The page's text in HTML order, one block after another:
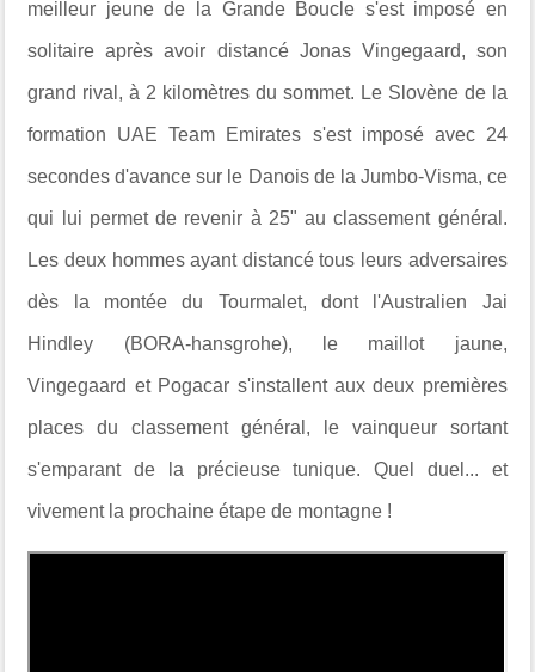
meilleur jeune de la Grande Boucle s'est imposé en
solitaire après avoir distancé Jonas Vingegaard, son
grand rival, à 2 kilomètres du sommet. Le Slovène de la
formation UAE Team Emirates s'est imposé avec 24
secondes d'avance sur le Danois de la Jumbo-Visma, ce
qui lui permet de revenir à 25" au classement général.
Les deux hommes ayant distancé tous leurs adversaires
dès la montée du Tourmalet, dont l'Australien Jai
Hindley (BORA-hansgrohe), le maillot jaune,
Vingegaard et Pogacar s'installent aux deux premières
places du classement général, le vainqueur sortant
s'emparant de la précieuse tunique. Quel duel... et
vivement la prochaine étape de montagne !